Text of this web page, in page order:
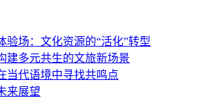
验场：文化资源的“活化”转型
建多元共生的文旅新场景
当代语境中寻找共鸣点
来展望